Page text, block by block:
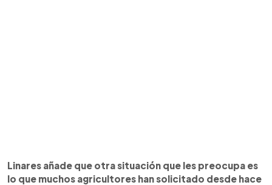
Linares añade que otra situación que les preocupa es
lo que muchos agricultores han solicitado desde hace